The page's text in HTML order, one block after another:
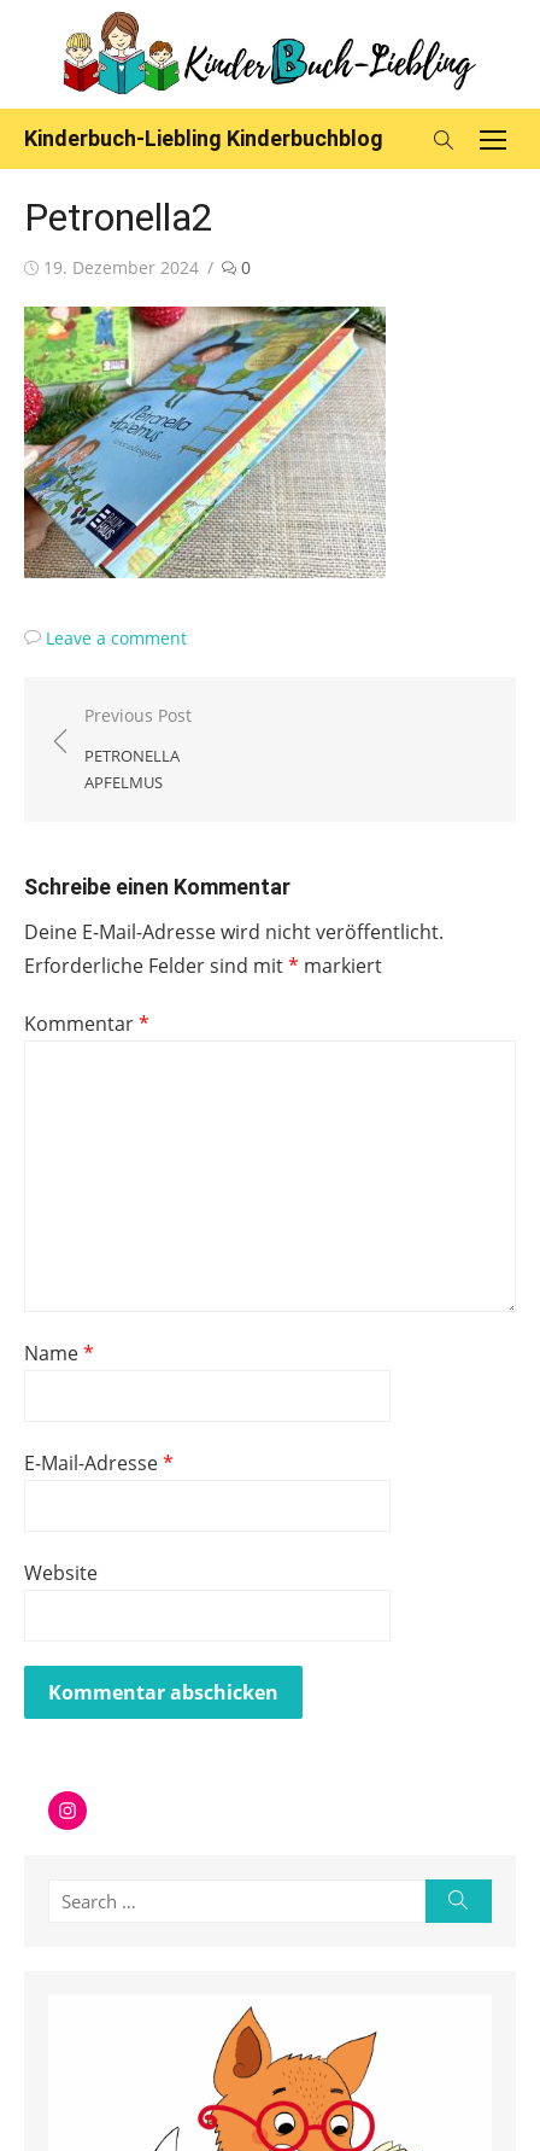
content
Kinderbuch-Liebling Kinderbuchblog
Petronella2
Posted
19. Dezember 2024 0
Leave a comment
Beitragsnavigation
Previous Post
PETRONELLA
APFELMUS
Schreibe einen Kommentar
Deine E-Mail-Adresse wird nicht veröffentlicht.
Erforderliche Felder sind mit* markiert
Kommentar*
Name*
E-Mail-Adresse*
Website
Instagram
Search